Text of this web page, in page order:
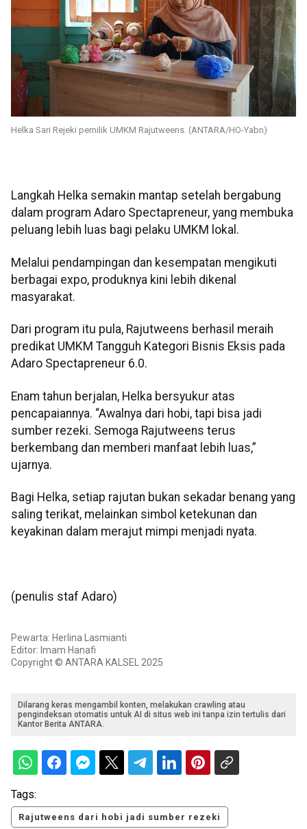
Helka Sari Rejeki pemilik UMKM Rajutweens. (ANTARA/HO-Yabn)
Langkah Helka semakin mantap setelah bergabung
dalam program Adaro Spectapreneur, yang membuka
peluang lebih luas bagi pelaku UMKM lokal.
Melalui pendampingan dan kesempatan mengikuti
berbagai expo, produknya kini lebih dikenal
masyarakat.
Dari program itu pula, Rajutweens berhasil meraih
predikat UMKM Tangguh Kategori Bisnis Eksis pada
Adaro Spectapreneur 6.0.
Enam tahun berjalan, Helka bersyukur atas
pencapaiannya. “Awalnya dari hobi, tapi bisa jadi
sumber rezeki. Semoga Rajutweens terus
berkembang dan memberi manfaat lebih luas,”
ujarnya.
Bagi Helka, setiap rajutan bukan sekadar benang yang
saling terikat, melainkan simbol ketekunan dan
keyakinan dalam merajut mimpi menjadi nyata.
(penulis staf Adaro)
Pewarta: Herlina Lasmianti
Editor: Imam Hanafi
Copyright © ANTARA KALSEL 2025
Dilarang keras mengambil konten, melakukan crawling atau
pengindeksan otomatis untuk AI di situs web ini tanpa izin tertulis dari
Kantor Berita ANTARA.
Tags:
Rajutweens dari hobi jadi sumber rezeki